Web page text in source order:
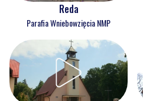
Reda
Parafia Wniebowzięcia NMP